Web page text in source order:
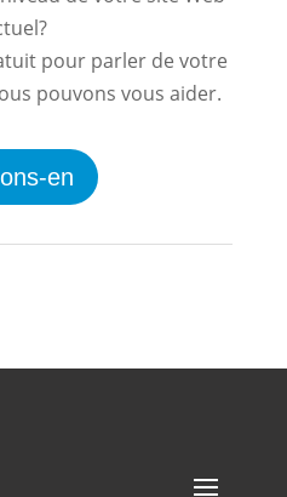
pour parler de votre
pouvons vous aider.
en